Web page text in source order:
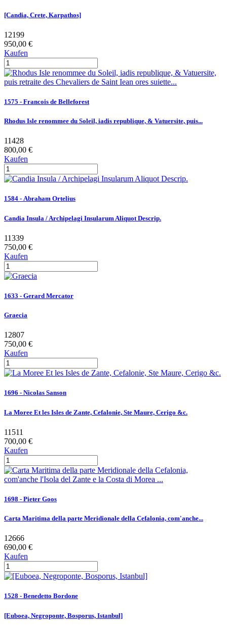
[Candia, Crete, Karpathos]
12199
950,00 €
Kaufen
1575 - Francois de Belleforest
Rhodus Isle renommee du Soleil, iadis republique, & Vatuersite, puis...
11428
800,00 €
Kaufen
1584 - Abraham Ortelius
Candia Insula / Archipelagi Insularum Aliquot Descrip.
11339
750,00 €
Kaufen
1633 - Gerard Mercator
Graecia
12807
750,00 €
Kaufen
1696 - Nicolas Sanson
La Moree Et les Isles de Zante, Cefalonie, Ste Maure, Cerigo &c.
11511
700,00 €
Kaufen
1698 - Pieter Goos
Carta Maritima della parte Meridionale della Cefalonia, com'anche...
12666
690,00 €
Kaufen
1528 - Benedetto Bordone
[Euboea, Negroponte, Bosporus, Istanbul]